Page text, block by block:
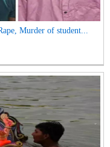
Murder of student...